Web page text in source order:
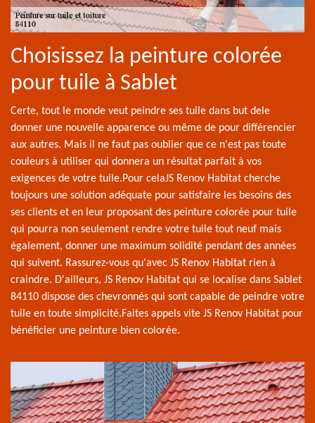
Choisissez la peinture colorée
pour tuile à Sablet
Certe, tout le monde veut peindre ses tuile dans but dele
donner une nouvelle apparence ou même de pour différencier
aux autres. Mais il ne faut pas oublier que ce n'est pas toute
couleurs à utiliser qui donnera un résultat parfait à vos
exigences de votre tuile.Pour celaJS Renov Habitat cherche
toujours une solution adéquate pour satisfaire les besoins des
ses clients et en leur proposant des peinture colorée pour tuile
qui pourra non seulement rendre votre tuile tout neuf mais
également, donner une maximum solidité pendant des années
qui suivent. Rassurez-vous qu'avec JS Renov Habitat rien à
craindre. D'ailleurs, JS Renov Habitat qui se localise dans Sablet
84110 dispose des chevronnés qui sont capable de peindre votre
tuile en toute simplicité.Faites appels vite JS Renov Habitat pour
bénéficier une peinture bien colorée.